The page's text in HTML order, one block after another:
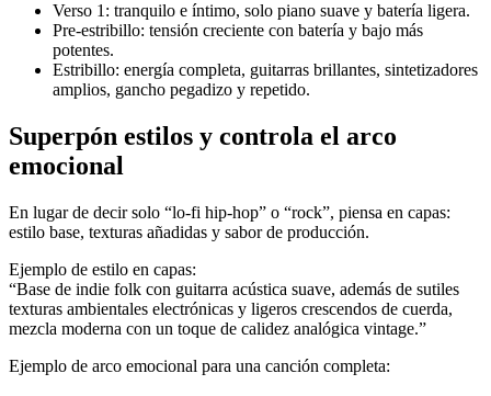
Verso 1: tranquilo e íntimo, solo piano suave y batería ligera.
Pre-estribillo: tensión creciente con batería y bajo más
potentes.
Estribillo: energía completa, guitarras brillantes, sintetizadores
amplios, gancho pegadizo y repetido.
Superpón estilos y controla el arco
emocional
En lugar de decir solo “lo-fi hip-hop” o “rock”, piensa en capas:
estilo base, texturas añadidas y sabor de producción.
Ejemplo de estilo en capas:
“Base de indie folk con guitarra acústica suave, además de sutiles
texturas ambientales electrónicas y ligeros crescendos de cuerda,
mezcla moderna con un toque de calidez analógica vintage.”
Ejemplo de arco emocional para una canción completa: